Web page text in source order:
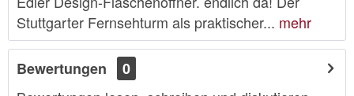
Stuttgarter Fernsehturm als praktischer... mehr
Bewertungen
0